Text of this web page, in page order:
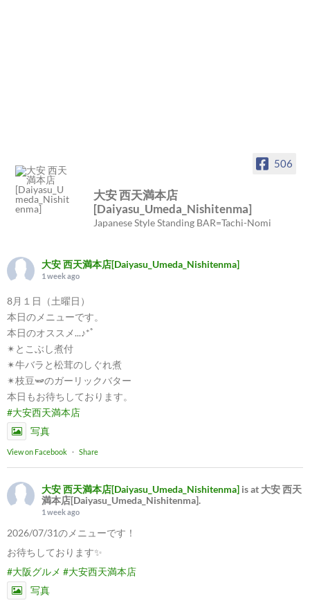
506
大安 西天満本店
[Daiyasu_Umeda_Nishitenma]
Japanese Style Standing BAR=Tachi-Nomi
大安 西天満本店[Daiyasu_Umeda_Nishitenma]
1 week ago
8月１日（土曜日）
本日のメニューです。
本日のオススメ...♪*ﾟ
✴︎とこぶし煮付
✴︎牛バラと松茸のしぐれ煮
✴︎枝豆🫛のガーリックバター
本日もお待ちしております。
#大安西天満本店
写真
View on Facebook · Share
大安 西天満本店[Daiyasu_Umeda_Nishitenma] is at 大安 西天
満本店[Daiyasu_Umeda_Nishitenma].
1 week ago
2026/07/31のメニューです！
お待ちしております✨
#大阪グルメ #大安西天満本店
写真